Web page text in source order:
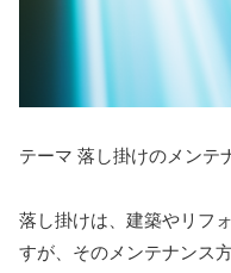
テーマ 落し掛けのメンテ
落し掛けは、建築やリフ
すが、そのメンテナンス